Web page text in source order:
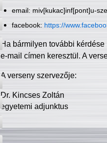
email: miv[kukac]inf[pont]u-
facebook: https://
Ha bármilyen további
e-mail címen keresztül. A
A verseny szervezője:
Dr. Kincses Zoltán
egyetemi adjunktus